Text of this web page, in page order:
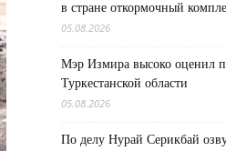
в стране откормочный
05.08.2026
Мэр Измира высоко оценил
Туркестанской области
05.08.2026
По делу Нурай Серикбай